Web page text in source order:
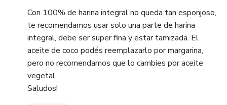
Con 100% de harina integral no queda tan esponjoso,
te recomendamos usar solo una parte de harina
integral, debe ser super fina y estar tamizada. El
aceite de coco podés reemplazarlo por margarina,
pero no recomendamos que lo cambies por aceite
vegetal.
Saludos!